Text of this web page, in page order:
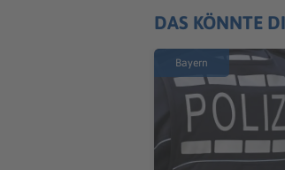
DAS KÖNNTE
Bayern